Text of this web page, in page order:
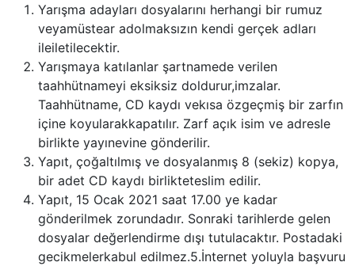
Yarışma adayları dosyalarını herhangi bir rumuz
veyamüstear adolmaksızın kendi gerçek adları
ileiletilecektir.
Yarışmaya katılanlar şartnamede verilen
taahhütnameyi eksiksiz doldurur,imzalar.
Taahhütname, CD kaydı vekısa özgeçmiş bir zarfın
içine koyularakkapatılır. Zarf açık isim ve adresle
birlikte yayınevine gönderilir.
Yapıt, çoğaltılmış ve dosyalanmış 8 (sekiz) kopya,
bir adet CD kaydı birlikteteslim edilir.
Yapıt, 15 Ocak 2021 saat 17.00 ye kadar
gönderilmek zorundadır. Sonraki tarihlerde gelen
dosyalar değerlendirme dışı tutulacaktır. Postadaki
gecikmelerkabul edilmez.5.İnternet yoluyla başvuru